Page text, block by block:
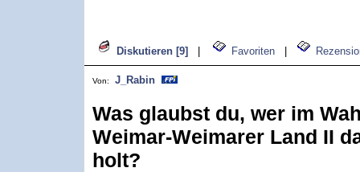
Diskutieren [9] Favoriten
Von: J_Rabin
Was glaubst du, wer im
Weimar-Weimarer Land II
holt?